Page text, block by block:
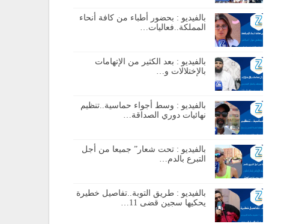
بالفيديو : بحضور أطباء من كافة أنحاء
المملكة..فعاليات…
بالفيديو : بعد الكثير من الإتهامات
بالإختلالات و…
بالفيديو : وسط أجواء حماسية..تنظيم
نهائيات دوري الصداقة…
بالفيديو : تحت شعار” جميعا من أجل
التبرع بالدم…
بالفيديو : طريق التوبة..تفاصيل خطيرة
يحكيها سجين قضى 11…